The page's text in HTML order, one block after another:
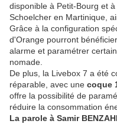
disponible à Petit-Bourg et
Schoelcher en Martinique,
Grâce à la configuration
d'Orange pourront
alarme et paramétrer
nomade.
De plus, la Livebox 7 a été
réparable, avec une coque
offre la possibilité de
réduire la consommation
La parole à Samir